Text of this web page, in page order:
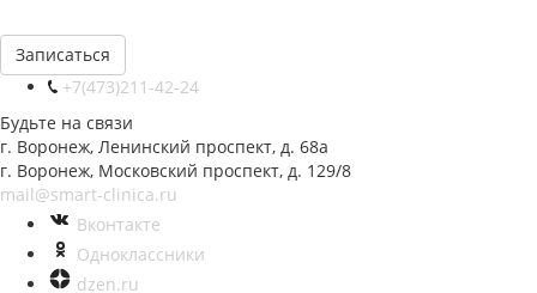
Записаться
+7(473)211-42-24
Будьте на связи
г. Воронеж, Ленинский проспект, д. 68а
г. Воронеж, Московский проспект, д. 129/8
mail@smart-clinica.ru
Вконтакте
Одноклассники
dzen.ru